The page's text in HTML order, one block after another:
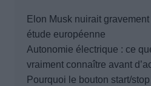
Elon Musk nuirait
étude européenne
Autonomie électrique : ce
vraiment connaître avant
Pourquoi le bouton start/